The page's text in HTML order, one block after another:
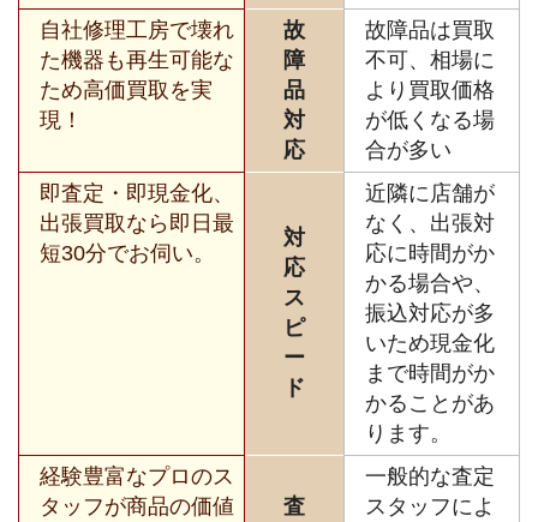
自社修理工房で壊れ
た機器も再生可能な
ため高価買取を実
現！
故
障
品
対
応
故障品は買取
不可、相場に
より買取価格
が低くなる場
合が多い
即査定・即現金化、
出張買取なら即日最
短30分でお伺い。
対
応
ス
ピ
ー
ド
近隣に店舗が
なく、出張対
応に時間がか
かる場合や、
振込対応が多
いため現金化
まで時間がか
かることがあ
ります。
経験豊富なプロのス
タッフが商品の価値
査
一般的な査定
スタッフによ